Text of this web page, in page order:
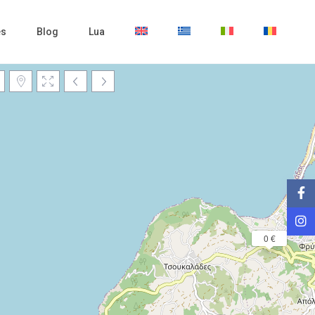
Blog Lua
Încărcare Hartă
0 €